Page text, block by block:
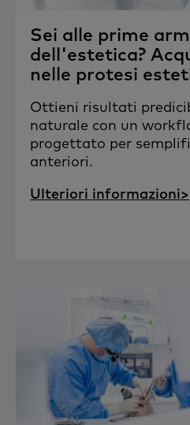
Sei alle prime
dell'estetica?
nelle protesi
Ottieni risultati
naturale con un
progettato per
anteriori.
Ulteriori informazioni>